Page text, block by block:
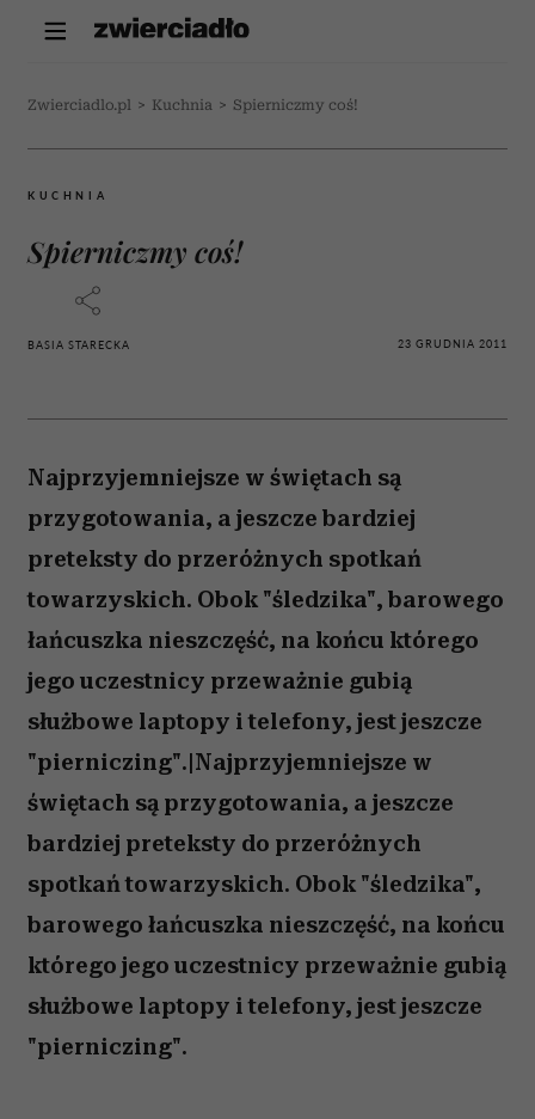
Zwierciadlo.pl > Kuchnia > Spierniczmy coś!
KUCHNIA
Spierniczmy coś!
BASIA STARECKA 23 GRUDNIA 2011
Najprzyjemniejsze w świętach są
przygotowania, a jeszcze bardziej
preteksty do przeróżnych spotkań
towarzyskich. Obok "śledzika", barowego
łańcuszka nieszczęść, na końcu którego
jego uczestnicy przeważnie gubią
służbowe laptopy i telefony, jest jeszcze
"pierniczing".|Najprzyjemniejsze w
świętach są przygotowania, a jeszcze
bardziej preteksty do przeróżnych
spotkań towarzyskich. Obok "śledzika",
barowego łańcuszka nieszczęść, na końcu
którego jego uczestnicy przeważnie gubią
służbowe laptopy i telefony, jest jeszcze
"pierniczing".